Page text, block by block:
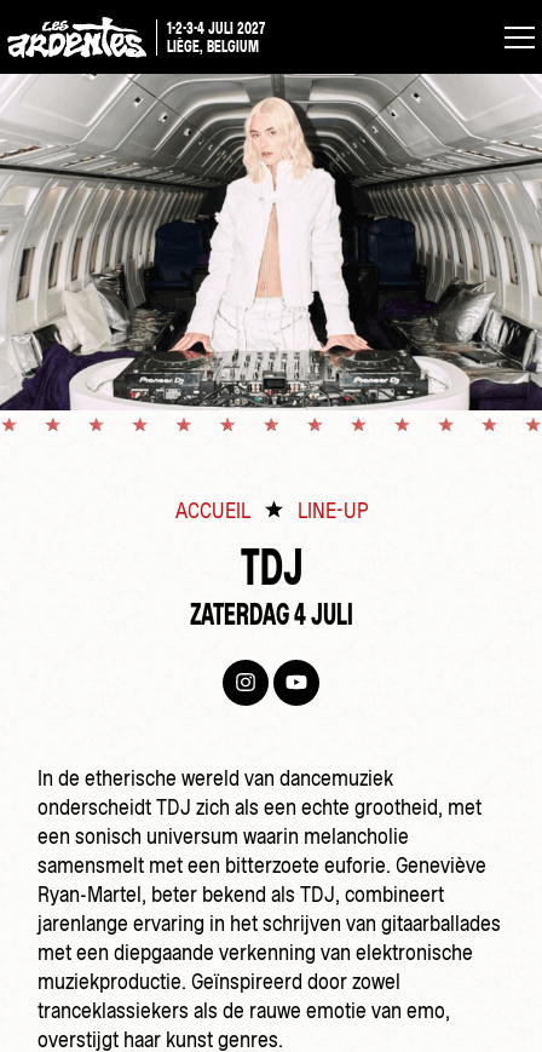
1-2-3-4 JULI 2027
LIÈGE, BELGIUM
ACCUEIL LINE-UP
TDJ
ZATERDAG 4 JULI
In de etherische wereld van dancemuziek
onderscheidt TDJ zich als een echte grootheid, met
een sonisch universum waarin melancholie
samensmelt met een bitterzoete euforie. Geneviève
Ryan-Martel, beter bekend als TDJ, combineert
jarenlange ervaring in het schrijven van gitaarballades
met een diepgaande verkenning van elektronische
muziekproductie. Geïnspireerd door zowel
tranceklassiekers als de rauwe emotie van emo,
overstijgt haar kunst genres.